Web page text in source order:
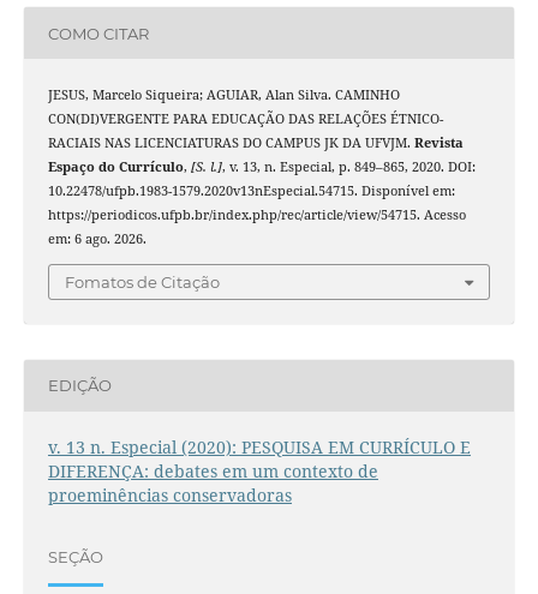
COMO CITAR
JESUS, Marcelo Siqueira; AGUIAR, Alan Silva. CAMINHO
CON(DI)VERGENTE PARA EDUCAÇÃO DAS RELAÇÕES ÉTNICO-
RACIAIS NAS LICENCIATURAS DO CAMPUS JK DA UFVJM. Revista
Espaço do Currículo, [S. l.], v. 13, n. Especial, p. 849–865, 2020. DOI:
10.22478/ufpb.1983-1579.2020v13nEspecial.54715. Disponível em:
https://periodicos.ufpb.br/index.php/rec/article/view/54715. Acesso
em: 6 ago. 2026.
Fomatos de Citação
EDIÇÃO
v. 13 n. Especial (2020): PESQUISA EM CURRÍCULO E
DIFERENÇA: debates em um contexto de
proeminências conservadoras
SEÇÃO